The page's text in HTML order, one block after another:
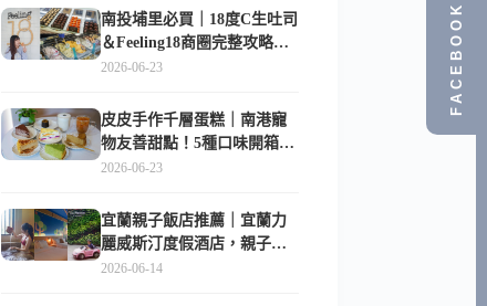
南投埔里必買｜18度C生吐司
＆Feeling18商圈完整攻略，
在地人帶路這樣逛
2026-06-23
皮皮手作千層蛋糕｜南港寵
物友善甜點！5種口味開箱，
比Lady M便宜一半的台北隱
2026-06-23
宜蘭親子飯店推薦｜宜蘭力
麗威斯汀度假酒店，親子
房、Buffet、泳池、兒童俱樂
2026-06-14
FACEBOOK